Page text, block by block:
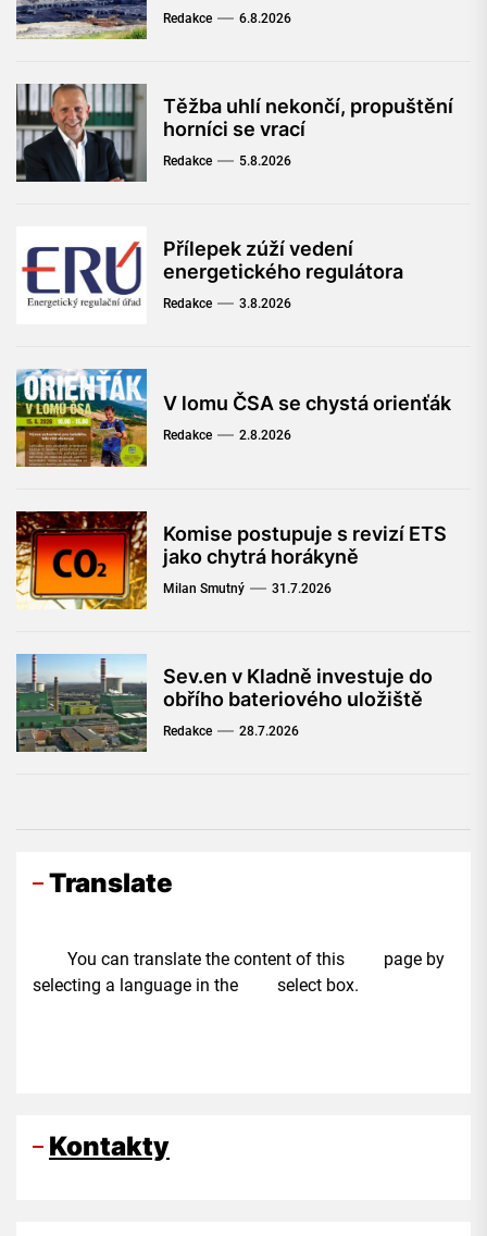
Redakce 6.8.2026
Těžba uhlí nekončí, propuštění
horníci se vrací
Redakce 5.8.2026
Přílepek zúží vedení
energetického regulátora
Redakce 3.8.2026
V lomu ČSA se chystá orienťák
Redakce 2.8.2026
Komise postupuje s revizí ETS
jako chytrá horákyně
Milan Smutný 31.7.2026
Sev.en v Kladně investuje do
obřího bateriového uložiště
Redakce 28.7.2026
Translate
You can translate the content of this page by
selecting a language in the select box.
Kontakty